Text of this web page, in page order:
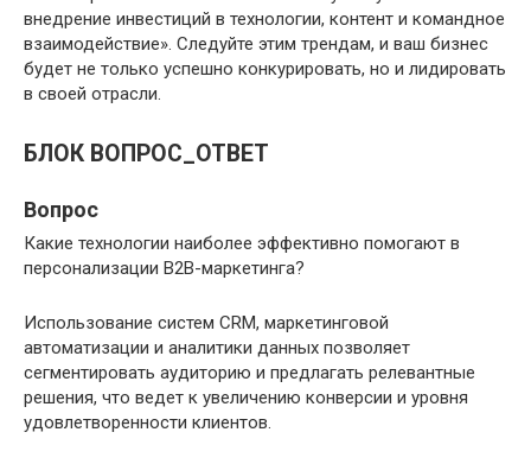
внедрение инвестиций в технологии, контент и командное
взаимодействие». Следуйте этим трендам, и ваш бизнес
будет не только успешно конкурировать, но и лидировать
в своей отрасли.
БЛОК ВОПРОС_ОТВЕТ
Вопрос
Какие технологии наиболее эффективно помогают в
персонализации B2B-маркетинга?
Использование систем CRM, маркетинговой
автоматизации и аналитики данных позволяет
сегментировать аудиторию и предлагать релевантные
решения, что ведет к увеличению конверсии и уровня
удовлетворенности клиентов.